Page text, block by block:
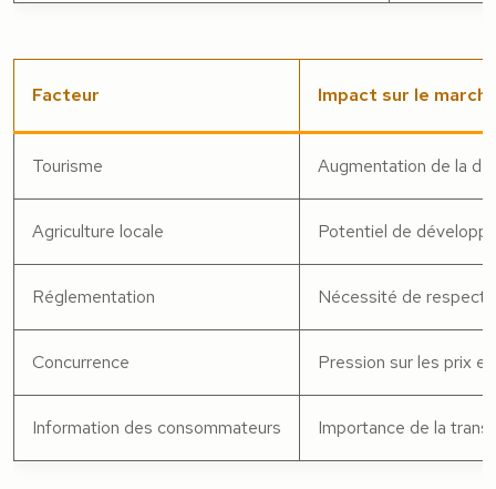
Facteur Impact sur le
Tourisme Augmentation de la
Agriculture locale Potentiel de
Réglementation Nécessité de
Concurrence Pression sur les prix
Information des consommateurs Importance de la